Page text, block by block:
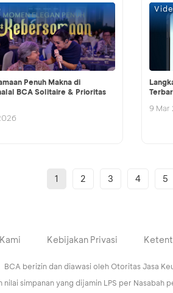
Penuh Makna di
BCA Solitaire & Prioritas
9 Mar
1 2 3 4 5
Kebijakan Privasi
BCA berizin dan diawasi oleh Otoritas Jasa
simpanan yang dijamin LPS per Nasabah